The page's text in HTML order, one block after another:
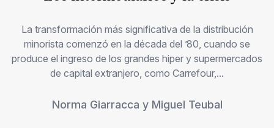
La transformación más significativa de la distribución
minorista comenzó en la década del ’80, cuando se
produce el ingreso de los grandes hiper y supermercados
de capital extranjero, como Carrefour,...
Norma Giarracca y Miguel Teubal